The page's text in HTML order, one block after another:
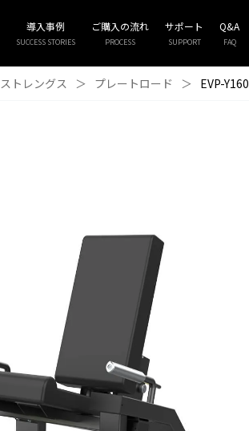
導入事例
SUCCESS STORIES
ご購入の流れ
PROCESS
サポート
SUPPORT
Q&A
FAQ
ストレングス ＞ プレートロード ＞ EVP-Y160